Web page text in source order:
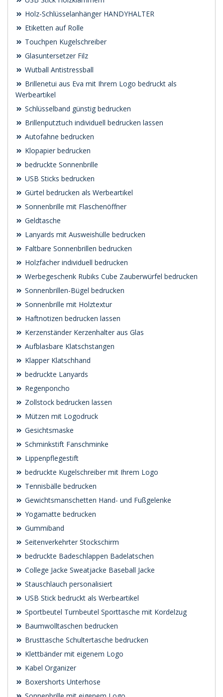
Holz-Schlüsselanhänger HANDYHALTER
Etiketten auf Rolle
Touchpen Kugelschreiber
Glasuntersetzer Filz
Wutball Antistressball
Brillenetui aus Eva mit Ihrem Logo bedruckt als
Werbeartikel
Schlüsselband günstig bedrucken
Brillenputztuch individuell bedrucken lassen
Autofahne bedrucken
Klopapier bedrucken
bedruckte Sonnenbrille
USB Sticks bedrucken
Gürtel bedrucken als Werbeartikel
Sonnenbrille mit Flaschenöffner
Geldtasche
Lanyards mit Ausweishülle bedrucken
Faltbare Sonnenbrillen bedrucken
Holzfächer individuell bedrucken
Werbegeschenk Rubiks Cube Zauberwürfel bedrucken
Sonnenbrillen-Bügel bedrucken
Sonnenbrille mit Holztextur
Haftnotizen bedrucken lassen
Kerzenständer Kerzenhalter aus Glas
Aufblasbare Klatschstangen
Klapper Klatschhand
bedruckte Lanyards
Regenponcho
Zollstock bedrucken lassen
Mützen mit Logodruck
Gesichtsmaske
Schminkstift Fanschminke
Lippenpflegestift
bedruckte Kugelschreiber mit Ihrem Logo
Tennisbälle bedrucken
Gewichtsmanschetten Hand- und Fußgelenke
Yogamatte bedrucken
Gummiband
Seitenverkehrter Stockschirm
bedruckte Badeschlappen Badelatschen
College Jacke Sweatjacke Baseball Jacke
Stauschlauch personalisiert
USB Stick bedruckt als Werbeartikel
Sportbeutel Turnbeutel Sporttasche mit Kordelzug
Baumwolltaschen bedrucken
Brusttasche Schultertasche bedrucken
Klettbänder mit eigenem Logo
Kabel Organizer
Boxershorts Unterhose